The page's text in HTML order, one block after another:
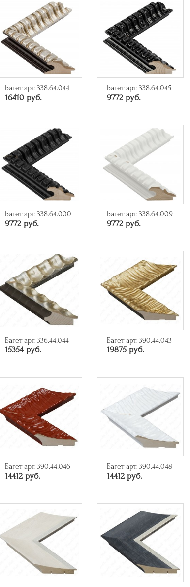
Багет арт. 338.64.044
16410 руб.
Багет арт. 338.64.045
9772 руб.
Багет арт. 338.64.000
9772 руб.
Багет арт. 338.64.009
9772 руб.
Багет арт. 336.44.044
15354 руб.
Багет арт. 390.44.043
19875 руб.
Багет арт. 390.44.046
14412 руб.
Багет арт. 390.44.048
14412 руб.